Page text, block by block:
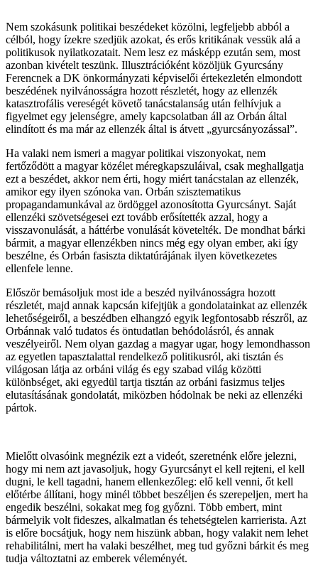
Nem szokásunk politikai beszédeket közölni, legfeljebb abból a
célból, hogy ízekre szedjük azokat, és erős kritikának vessük alá a
politikusok nyilatkozatait. Nem lesz ez másképp ezután sem, most
azonban kivételt teszünk. Illusztrációként közöljük Gyurcsány
Ferencnek a DK önkormányzati képviselői értekezletén elmondott
beszédének nyilvánosságra hozott részletét, hogy az ellenzék
katasztrofális vereségét követő tanácstalanság után felhívjuk a
figyelmet egy jelenségre, amely kapcsolatban áll az Orbán által
elindított és ma már az ellenzék által is átvett „gyurcsányozással”.
Ha valaki nem ismeri a magyar politikai viszonyokat, nem
fertőződött a magyar közélet méregkapszuláival, csak meghallgatja
ezt a beszédet, akkor nem érti, hogy miért tanácstalan az ellenzék,
amikor egy ilyen szónoka van. Orbán szisztematikus
propagandamunkával az ördöggel azonosította Gyurcsányt. Saját
ellenzéki szövetségesei ezt tovább erősítették azzal, hogy a
visszavonulását, a háttérbe vonulását követelték. De mondhat bárki
bármit, a magyar ellenzékben nincs még egy olyan ember, aki így
beszélne, és Orbán fasiszta diktatúrájának ilyen következetes
ellenfele lenne.
Először bemásoljuk most ide a beszéd nyilvánosságra hozott
részletét, majd annak kapcsán kifejtjük a gondolatainkat az ellenzék
lehetőségeiről, a beszédben elhangzó egyik legfontosabb részről, az
Orbánnak való tudatos és öntudatlan behódolásról, és annak
veszélyeiről. Nem olyan gazdag a magyar ugar, hogy lemondhasson
az egyetlen tapasztalattal rendelkező politikusról, aki tisztán és
világosan látja az orbáni világ és egy szabad világ közötti
különbséget, aki egyedül tartja tisztán az orbáni fasizmus teljes
elutasításának gondolatát, miközben hódolnak be neki az ellenzéki
pártok.
Mielőtt olvasóink megnézik ezt a videót, szeretnénk előre jelezni,
hogy mi nem azt javasoljuk, hogy Gyurcsányt el kell rejteni, el kell
dugni, le kell tagadni, hanem ellenkezőleg: elő kell venni, őt kell
előtérbe állítani, hogy minél többet beszéljen és szerepeljen, mert ha
engedik beszélni, sokakat meg fog győzni. Több embert, mint
bármelyik volt fideszes, alkalmatlan és tehetségtelen karrierista. Azt
is előre bocsátjuk, hogy nem hiszünk abban, hogy valakit nem lehet
rehabilitálni, mert ha valaki beszélhet, meg tud győzni bárkit és meg
tudja változtatni az emberek véleményét.